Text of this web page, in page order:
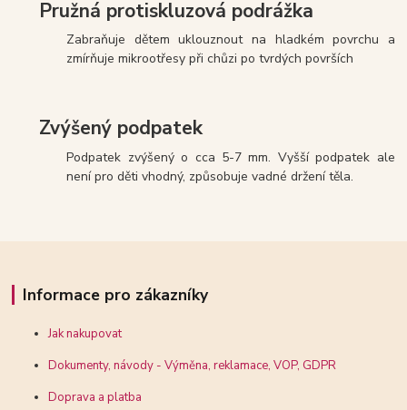
Pružná protiskluzová podrážka
Zabraňuje dětem uklouznout na hladkém povrchu a
zmírňuje mikrootřesy při chůzi po tvrdých površích
Zvýšený podpatek
Podpatek zvýšený o cca 5-7 mm. Vyšší podpatek ale
není pro děti vhodný, způsobuje vadné držení těla.
Informace pro zákazníky
Jak nakupovat
Dokumenty, návody - Výměna, reklamace, VOP, GDPR
Doprava a platba